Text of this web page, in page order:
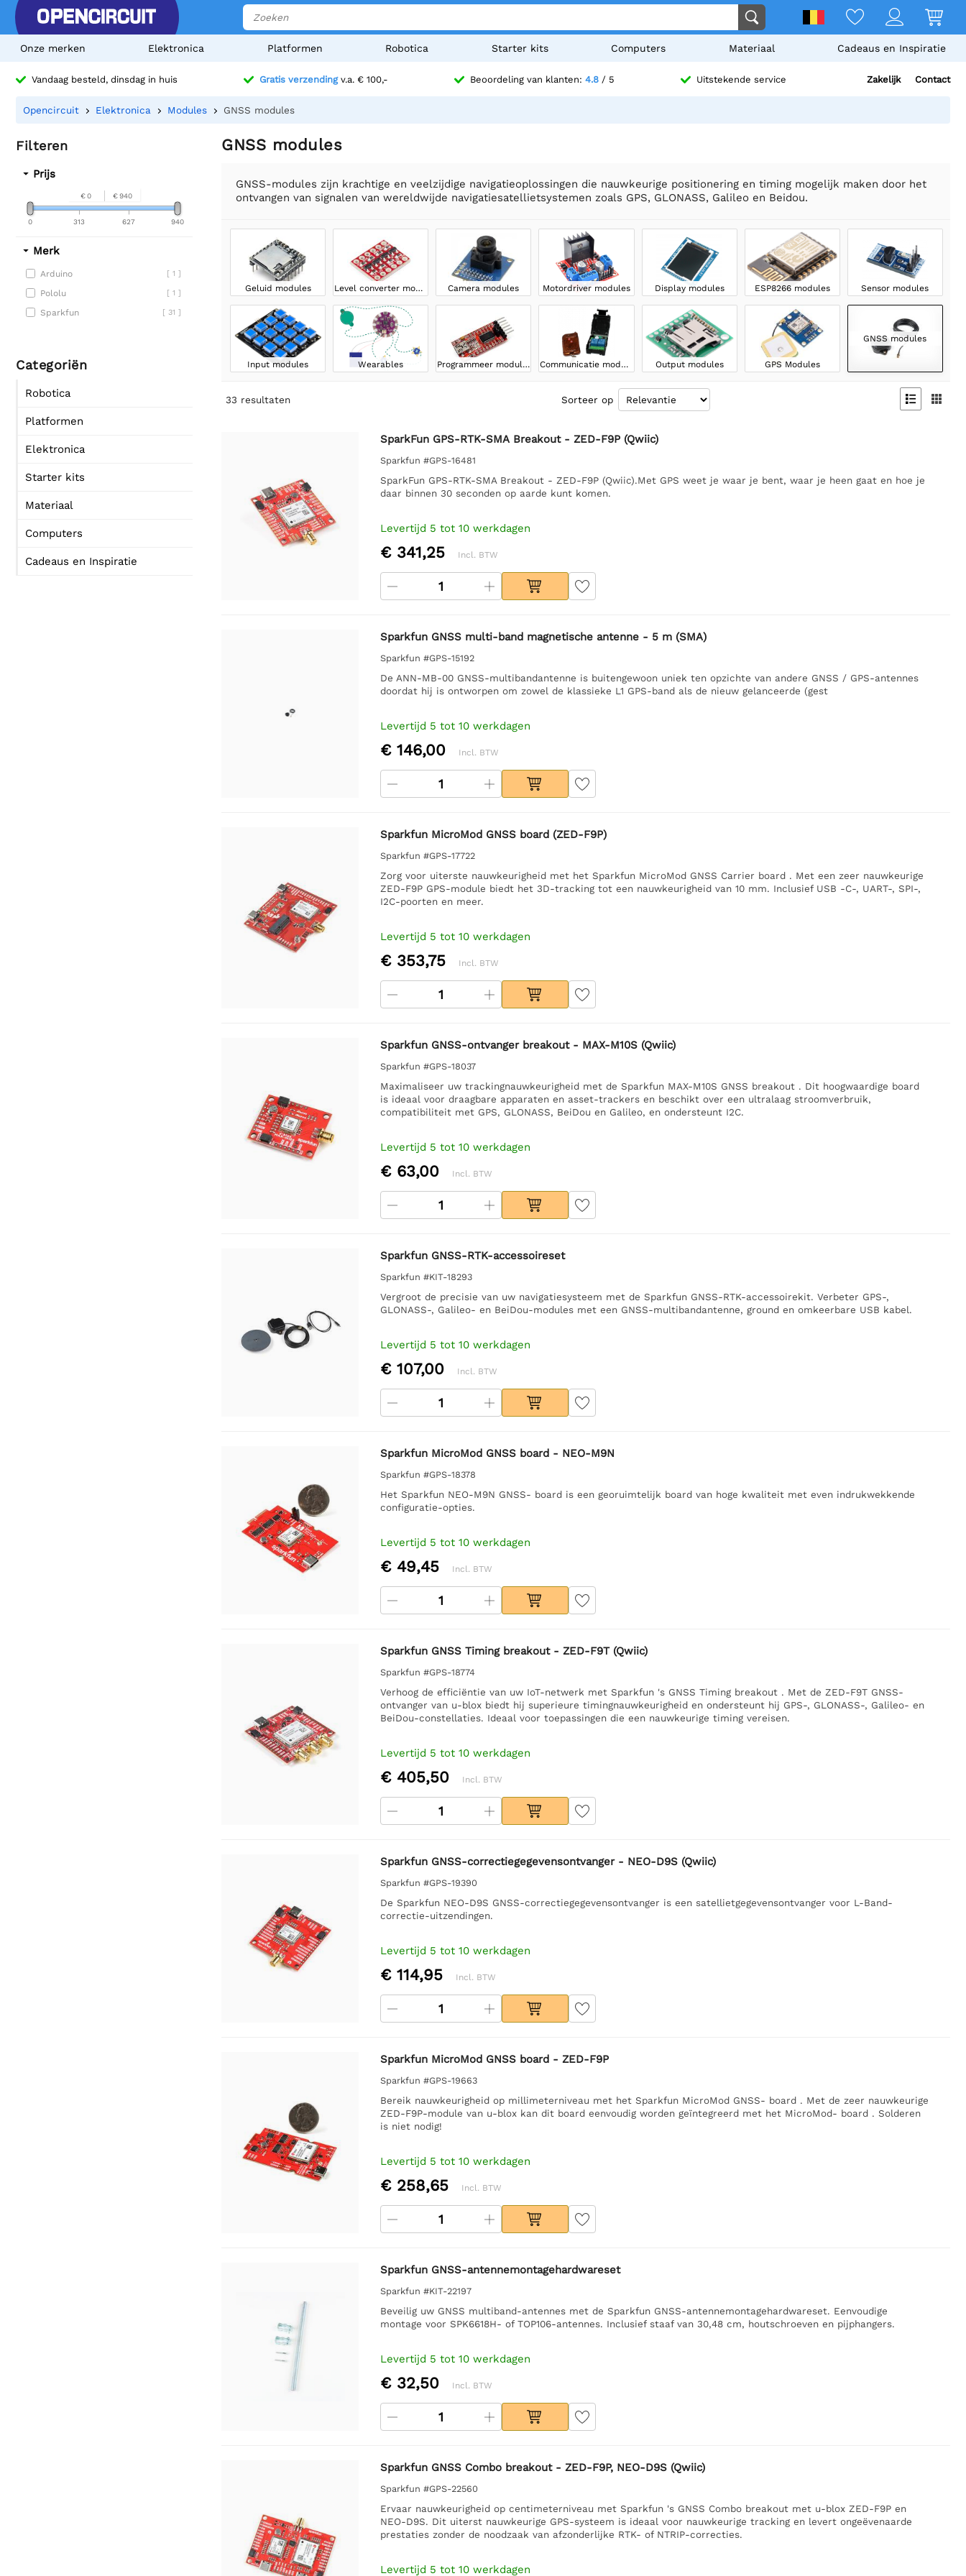
Onze merken Elektronica Platformen Robotica Starter kits Computers Materiaal Cadeaus en Inspiratie
Vandaag besteld, dinsdag in huis Gratis verzendingv.a. € 100,- Beoordeling van klanten: 4.8 / 5 Uitstekende service Zakelijk Contact
Opencircuit Elektronica Modules GNSS modules
Filteren
Prijs
€ 0 € 940
0 940
313 627
Merk
Arduino [ 1 ]
Pololu [ 1 ]
Sparkfun [ 31 ]
Categoriën
Robotica
Platformen
Elektronica
Starter kits
Materiaal
Computers
Cadeaus en Inspiratie
GNSS modules
GNSS-modules zijn krachtige en veelzijdige navigatieoplossingen die nauwkeurige positionering en timing mogelijk maken door het
ontvangen van signalen van wereldwijde navigatiesatellietsystemen zoals GPS, GLONASS, Galileo en Beidou.
Geluid modules Level converter modules Camera modules Motordriver modules Display modules ESP8266 modules Sensor modules
Input modules Wearables Programmeer modules Communicatie modules Output modules GPS Modules
GNSS modules
33 resultaten Sorteer op  
SparkFun GPS-RTK-SMA Breakout - ZED-F9P (Qwiic)
Sparkfun #GPS-16481
SparkFun GPS-RTK-SMA Breakout - ZED-F9P (Qwiic).Met GPS weet je waar je bent, waar je heen gaat en hoe je
daar binnen 30 seconden op aarde kunt komen.
Levertijd 5 tot 10 werkdagen
€ 341,25 Incl. BTW
Sparkfun GNSS multi-band magnetische antenne - 5 m (SMA)
Sparkfun #GPS-15192
De ANN-MB-00 GNSS-multibandantenne is buitengewoon uniek ten opzichte van andere GNSS / GPS-antennes
doordat hij is ontworpen om zowel de klassieke L1 GPS-band als de nieuw gelanceerde (gest
Levertijd 5 tot 10 werkdagen
€ 146,00 Incl. BTW
Sparkfun MicroMod GNSS board (ZED-F9P)
Sparkfun #GPS-17722
Zorg voor uiterste nauwkeurigheid met het Sparkfun MicroMod GNSS Carrier board . Met een zeer nauwkeurige
ZED-F9P GPS-module biedt het 3D-tracking tot een nauwkeurigheid van 10 mm. Inclusief USB -C-, UART-, SPI-,
I2C-poorten en meer.
Levertijd 5 tot 10 werkdagen
€ 353,75 Incl. BTW
Sparkfun GNSS-ontvanger breakout - MAX-M10S (Qwiic)
Sparkfun #GPS-18037
Maximaliseer uw trackingnauwkeurigheid met de Sparkfun MAX-M10S GNSS breakout . Dit hoogwaardige board
is ideaal voor draagbare apparaten en asset-trackers en beschikt over een ultralaag stroomverbruik,
compatibiliteit met GPS, GLONASS, BeiDou en Galileo, en ondersteunt I2C.
Levertijd 5 tot 10 werkdagen
€ 63,00 Incl. BTW
Sparkfun GNSS-RTK-accessoireset
Sparkfun #KIT-18293
Vergroot de precisie van uw navigatiesysteem met de Sparkfun GNSS-RTK-accessoirekit. Verbeter GPS-,
GLONASS-, Galileo- en BeiDou-modules met een GNSS-multibandantenne, ground en omkeerbare USB kabel.
Levertijd 5 tot 10 werkdagen
€ 107,00 Incl. BTW
Sparkfun MicroMod GNSS board - NEO-M9N
Sparkfun #GPS-18378
Het Sparkfun NEO-M9N GNSS- board is een georuimtelijk board van hoge kwaliteit met even indrukwekkende
configuratie-opties.
Levertijd 5 tot 10 werkdagen
€ 49,45 Incl. BTW
Sparkfun GNSS Timing breakout - ZED-F9T (Qwiic)
Sparkfun #GPS-18774
Verhoog de efficiëntie van uw IoT-netwerk met Sparkfun 's GNSS Timing breakout . Met de ZED-F9T GNSS-
ontvanger van u-blox biedt hij superieure timingnauwkeurigheid en ondersteunt hij GPS-, GLONASS-, Galileo- en
BeiDou-constellaties. Ideaal voor toepassingen die een nauwkeurige timing vereisen.
Levertijd 5 tot 10 werkdagen
€ 405,50 Incl. BTW
Sparkfun GNSS-correctiegegevensontvanger - NEO-D9S (Qwiic)
Sparkfun #GPS-19390
De Sparkfun NEO-D9S GNSS-correctiegegevensontvanger is een satellietgegevensontvanger voor L-Band-
correctie-uitzendingen.
Levertijd 5 tot 10 werkdagen
€ 114,95 Incl. BTW
Sparkfun MicroMod GNSS board - ZED-F9P
Sparkfun #GPS-19663
Bereik nauwkeurigheid op millimeterniveau met het Sparkfun MicroMod GNSS- board . Met de zeer nauwkeurige
ZED-F9P-module van u-blox kan dit board eenvoudig worden geïntegreerd met het MicroMod- board . Solderen
is niet nodig!
Levertijd 5 tot 10 werkdagen
€ 258,65 Incl. BTW
Sparkfun GNSS-antennemontagehardwareset
Sparkfun #KIT-22197
Beveilig uw GNSS multiband-antennes met de Sparkfun GNSS-antennemontagehardwareset. Eenvoudige
montage voor SPK6618H- of TOP106-antennes. Inclusief staaf van 30,48 cm, houtschroeven en pijphangers.
Levertijd 5 tot 10 werkdagen
€ 32,50 Incl. BTW
Sparkfun GNSS Combo breakout - ZED-F9P, NEO-D9S (Qwiic)
Sparkfun #GPS-22560
Ervaar nauwkeurigheid op centimeterniveau met Sparkfun 's GNSS Combo breakout met u-blox ZED-F9P en
NEO-D9S. Dit uiterst nauwkeurige GPS-systeem is ideaal voor nauwkeurige tracking en levert ongeëvenaarde
prestaties zonder de noodzaak van afzonderlijke RTK- of NTRIP-correcties.
Levertijd 5 tot 10 werkdagen